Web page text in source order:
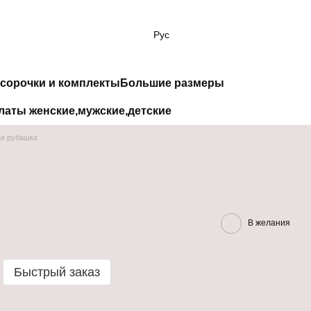
Рус
и комплекты Большие размеры
женские,мужские,детские
рубашка
В желания
Быстрый заказ